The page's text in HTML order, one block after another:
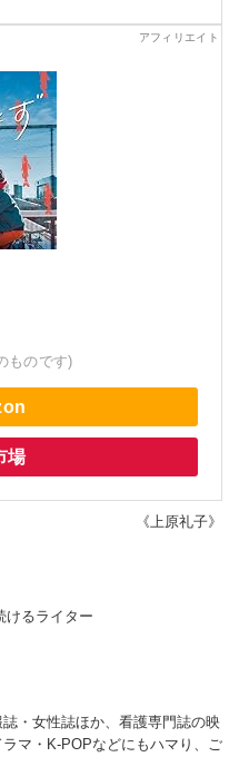
ものです)
場
《上原礼子》
けるライター
・女性誌ほか、看護専門誌の映
マ・K-POPなどにもハマり、ご